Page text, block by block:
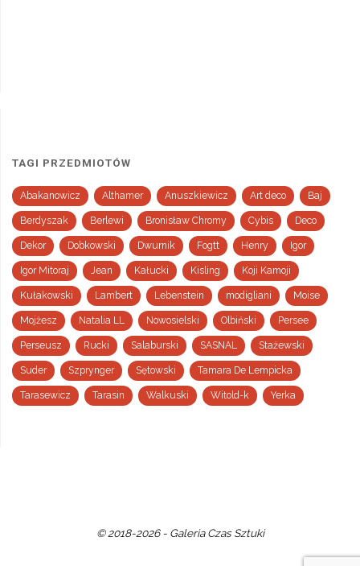
TAGI PRZEDMIOTÓW
Abakanowicz Althamer Anuszkiewicz Art deco Baj
Berdyszak Berlewi Bronisław Chromy Cybis Deco
Dekor Dobkowski Dwurnik Fogtt Henry Igor
Igor Mitoraj Jean Kałucki Kisling Koji Kamoji
Kułakowski Lambert Lebenstein modigliani Moise
Mojżesz Natalia LL Nowosielski Olbiński Persee
Perseusz Rucki Salaburski SASNAL Stażewski
Suder Szprynger Sętowski Tamara De Lempicka
Tarasewicz Tarasin Walkuski Witold-k Yerka
© 2018-2026 - Galeria Czas Sztuki